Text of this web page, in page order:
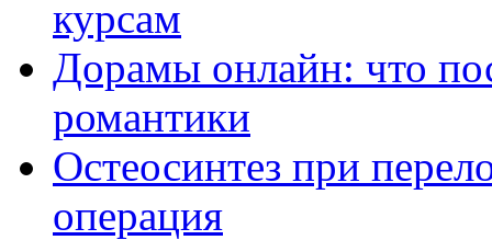
курсам
Дорамы онлайн: что
романтики
Остеосинтез при
операция